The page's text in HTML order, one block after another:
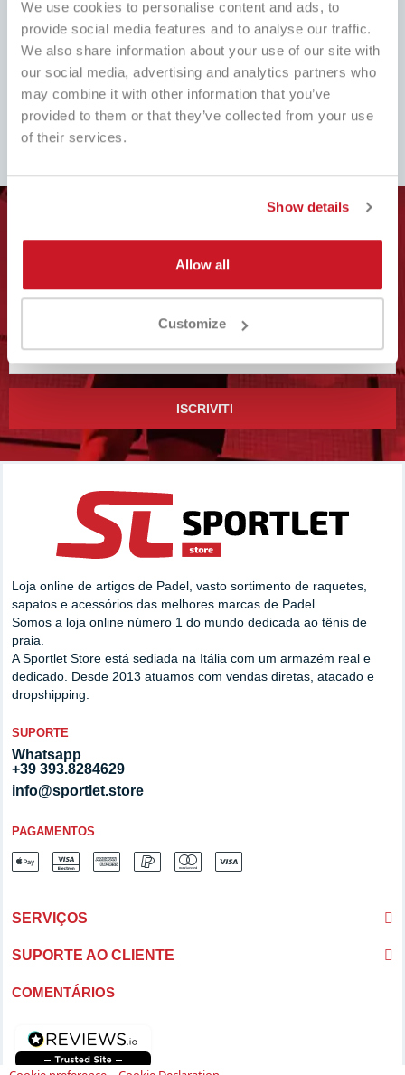
We use cookies to personalise content and ads, to
provide social media features and to analyse our traffic.
We also share information about your use of our site with
our social media, advertising and analytics partners who
may combine it with other information that you’ve
provided to them or that they’ve collected from your use
of their services.
Show details
Allow all
Customize
RESO GRATUITO
Compila il form, segui le nostre
istruzioni e attenti il rimborso.
Facile!
ASSISTENZA
IMMEDIATA
Servizio clienti sempre pronto!
SULLE NOVITA E SULLE
Iscriviti alla newsletter
ISCRIVITI
Loja online de artigos de Padel, vasto sortimento de raquetes,
sapatos e acessórios das melhores marcas de Padel.
Somos a loja online número 1 do mundo dedicada ao tênis de
praia.
A Sportlet Store está sediada na Itália com um armazém real e
dedicado. Desde 2013 atuamos com vendas diretas, atacado e
dropshipping.
SUPORTE
Whatsapp
+39 393.8284629
info@sportlet.store
PAGAMENTOS
SERVIÇOS
SUPORTE AO CLIENTE
COMENTÁRIOS